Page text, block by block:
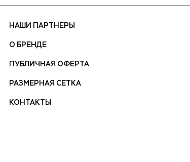
НАШИ ПАРТНЕРЫ
О БРЕНДЕ
ПУБЛИЧНАЯ ОФЕРТА
РАЗМЕРНАЯ СЕТКА
КОНТАКТЫ